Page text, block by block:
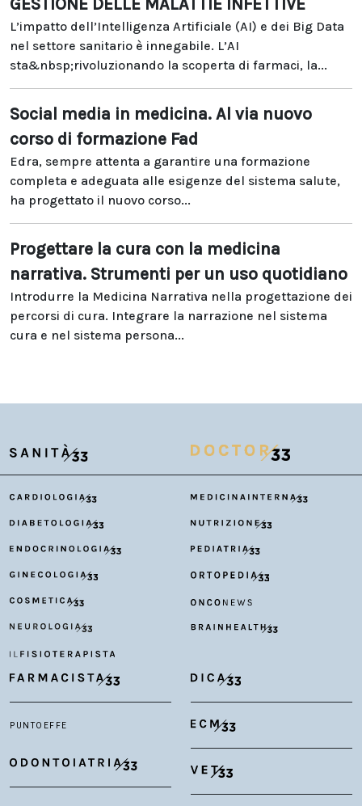
L’impatto dell’Intelligenza Artificiale (AI) e dei Big Data
nel settore sanitario è innegabile. L’AI
sta&nbsp;rivoluzionando la scoperta di farmaci, la...
Social media in medicina. Al via nuovo
corso di formazione Fad
Edra, sempre attenta a garantire una formazione
completa e adeguata alle esigenze del sistema salute,
ha progettato il nuovo corso...
Progettare la cura con la medicina
narrativa. Strumenti per un uso quotidiano
Introdurre la Medicina Narrativa nella progettazione dei
percorsi di cura. Integrare la narrazione nel sistema
cura e nel sistema persona...